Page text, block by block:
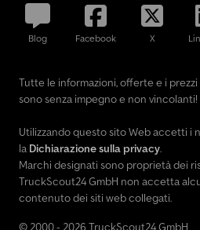
Blog Facebook X
Tutte le informazioni, offerte e i
sono senza impegno e non vincolanti!
Utilizzando questo sito Web accetti i
la Dichiarazione sulla privacy.
Marchi designati sono proprietà dei
TruckScout24 GmbH non accetta
contenuto dei siti web collegati.
© 2000 - 2026 TruckScout24 GmbH